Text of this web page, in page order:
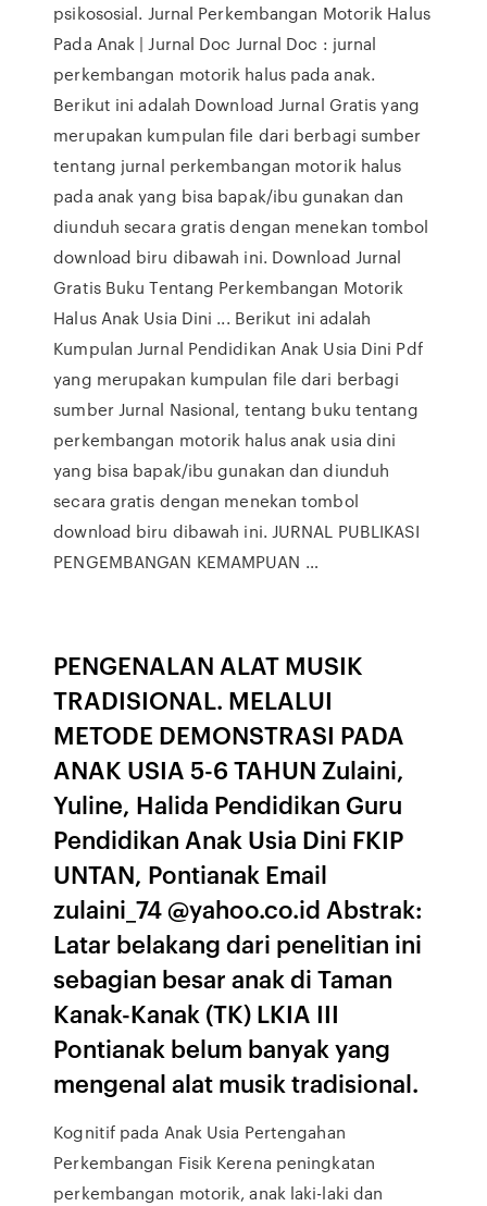
psikososial. Jurnal Perkembangan Motorik Halus
Pada Anak | Jurnal Doc Jurnal Doc : jurnal
perkembangan motorik halus pada anak.
Berikut ini adalah Download Jurnal Gratis yang
merupakan kumpulan file dari berbagi sumber
tentang jurnal perkembangan motorik halus
pada anak yang bisa bapak/ibu gunakan dan
diunduh secara gratis dengan menekan tombol
download biru dibawah ini. Download Jurnal
Gratis Buku Tentang Perkembangan Motorik
Halus Anak Usia Dini ... Berikut ini adalah
Kumpulan Jurnal Pendidikan Anak Usia Dini Pdf
yang merupakan kumpulan file dari berbagi
sumber Jurnal Nasional, tentang buku tentang
perkembangan motorik halus anak usia dini
yang bisa bapak/ibu gunakan dan diunduh
secara gratis dengan menekan tombol
download biru dibawah ini. JURNAL PUBLIKASI
PENGEMBANGAN KEMAMPUAN …
PENGENALAN ALAT MUSIK
TRADISIONAL. MELALUI
METODE DEMONSTRASI PADA
ANAK USIA 5-6 TAHUN Zulaini,
Yuline, Halida Pendidikan Guru
Pendidikan Anak Usia Dini FKIP
UNTAN, Pontianak Email
zulaini_74 @yahoo.co.id Abstrak:
Latar belakang dari penelitian ini
sebagian besar anak di Taman
Kanak-Kanak (TK) LKIA III
Pontianak belum banyak yang
mengenal alat musik tradisional.
Kognitif pada Anak Usia Pertengahan
Perkembangan Fisik Kerena peningkatan
perkembangan motorik, anak laki-laki dan